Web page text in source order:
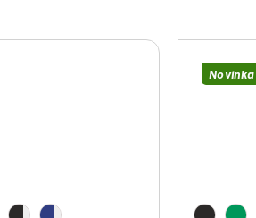
Novinka